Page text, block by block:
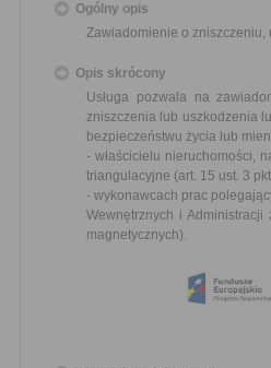
Ogólny opis
Zawiadomienie o zniszczeniu,
Opis skrócony
Usługa pozwala na
zniszczenia lub uszkodzenia
bezpieczeństwu życia lub
- właścicielu nieruchomości,
triangulacyjne (art. 15 ust. 3
- wykonawcach prac
Wewnętrznych i
magnetycznych).